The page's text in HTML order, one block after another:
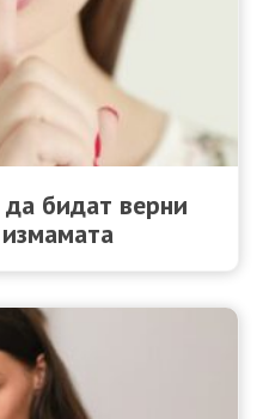
бидат верни